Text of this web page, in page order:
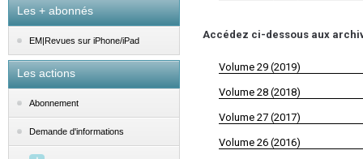
Les + abonnés
EM|Revues sur iPhone/iPad
Les actions
Abonnement
Demande d'informations
Accédez ci-dessous aux
Volume 29 (2019)
Volume 28 (2018)
Volume 27 (2017)
Volume 26 (2016)